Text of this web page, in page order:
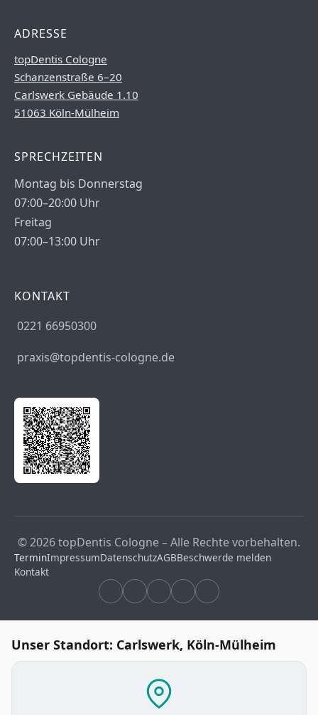
ADRESSE
topDentis Cologne
Schanzenstraße 6–20
Carlswerk Gebäude 1.10
51063 Köln-Mülheim
SPRECHZEITEN
Montag bis Donnerstag
07:00–20:00 Uhr
Freitag
07:00–13:00 Uhr
KONTAKT
0221 66950300
praxis@topdentis-cologne.de
© 2026 topDentis Cologne – Alle Rechte vorbehalten.
TerminImpressumDatenschutzAGBBeschwerde melden
Kontakt
Unser Standort: Carlswerk, Köln-Mülheim